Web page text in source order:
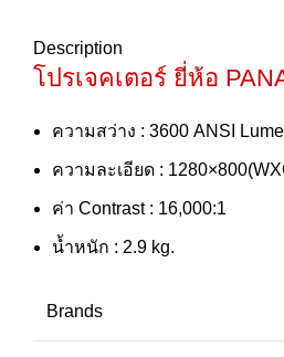
Description
โปรเจคเตอร์ ยี่ห้อ
ความสว่าง : 3600 ANSI
ความละเอียด :
ค่า Contrast : 16,000:1
น้ำหนัก : 2.9 kg.
Brands